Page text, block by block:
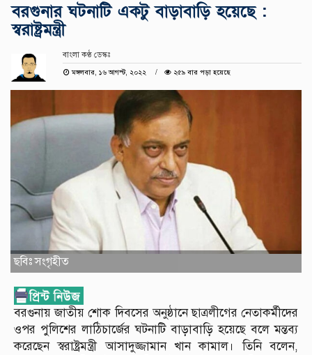
বরগুনার ঘটনাটি একটু বাড়াবাড়ি হয়েছে :
স্বরাষ্ট্রমন্ত্রী
বাংলা কণ্ঠ ডেস্কঃ
মঙ্গলবার, ১৬ আগস্ট, ২০২২
২৫৯ বার পড়া হয়েছে
ছবিঃ সংগৃহীত
বরগুনায় জাতীয় শোক দিবসের অনুষ্ঠানে ছাত্রলীগের নেতাকর্মীদের
ওপর পুলিশের লাঠিচার্জের ঘটনাটি বাড়াবাড়ি হয়েছে বলে মন্তব্য
করেছেন স্বরাষ্ট্রমন্ত্রী আসাদুজ্জামান খান কামাল। তিনি বলেন,